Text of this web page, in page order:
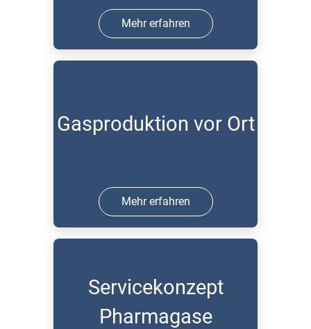
Mehr erfahren
Gasproduktion vor Ort
Mehr erfahren
Servicekonzept
Pharmagase